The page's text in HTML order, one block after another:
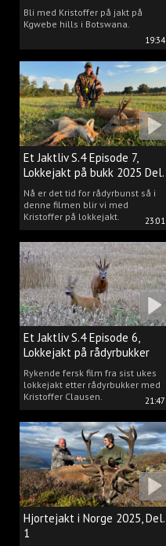
19:34
Bli med Kristoffer på jakt på
Kgwebe hills i Botswana.
23:01
Et Jaktliv S.4 Episode 7,
Lokkejakt på bukk 2025 Del.
2
Nå er det tid for rådyrbunst så i
denne filmen blir vi med
Kristoffer på lokkejakt.
21:47
Et Jaktliv S.4 Episode 6,
Lokkejakt på rådyrbukker
2025 Del.1
Rykende fersk film fra sist ukes
lokkejakt etter rådyrbukker med
Kristoffer Clausen.
Hjortejakt i Norge 2025, Del.
1